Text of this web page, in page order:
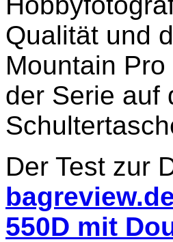
Qualität und
Mountain
der Serie auf
Der Test zur
550D mit